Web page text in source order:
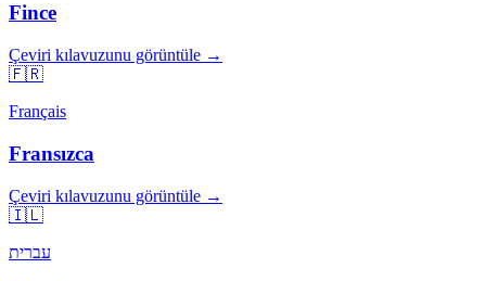
Fince
Çeviri kılavuzunu görüntüle →
🇫🇷
Français
Fransızca
Çeviri kılavuzunu görüntüle →
🇮🇱
עברית